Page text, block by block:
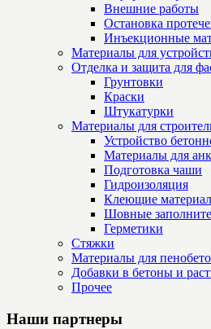
Внешние работы
Остановка
Инъекционные
Материалы для
Отделка и защита для
Грунтовки
Краски
Штукатурки
Материалы для
Устройство
Материалы для
Подготовка чаши
Гидроизоляция
Клеющие
Шовные
Герметики
Стяжки
Материалы для
Добавки в бетоны и
Прочее
Наши партнеры